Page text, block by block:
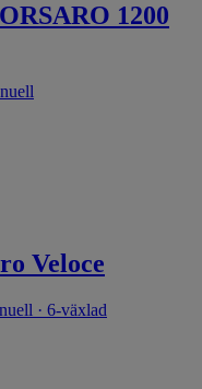
1200
Veloce
· 6-växlad